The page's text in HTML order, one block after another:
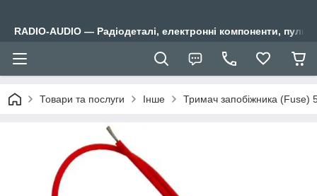
RADIO-AUDIO — Радіодеталі, електронні компоненти,
Товари та послуги Інше Тримач запобіжника (Fuse)